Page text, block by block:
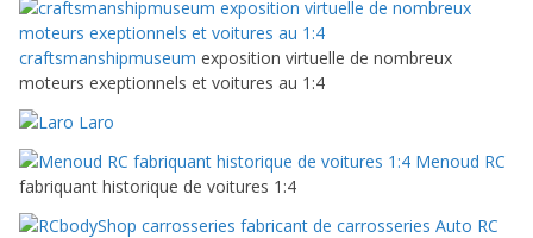
craftsmanshipmuseum exposition virtuelle de nombreux
moteurs exeptionnels et voitures au 1:4
Laro
Menoud RC
fabriquant historique de voitures 1:4